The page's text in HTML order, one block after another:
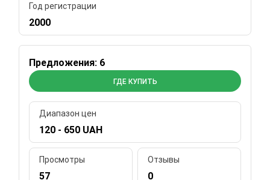
Год регистрации
2000
Предложения: 6
ГДЕ КУПИТЬ
Диапазон цен
120 - 650 UAH
Просмотры
57
Отзывы
0